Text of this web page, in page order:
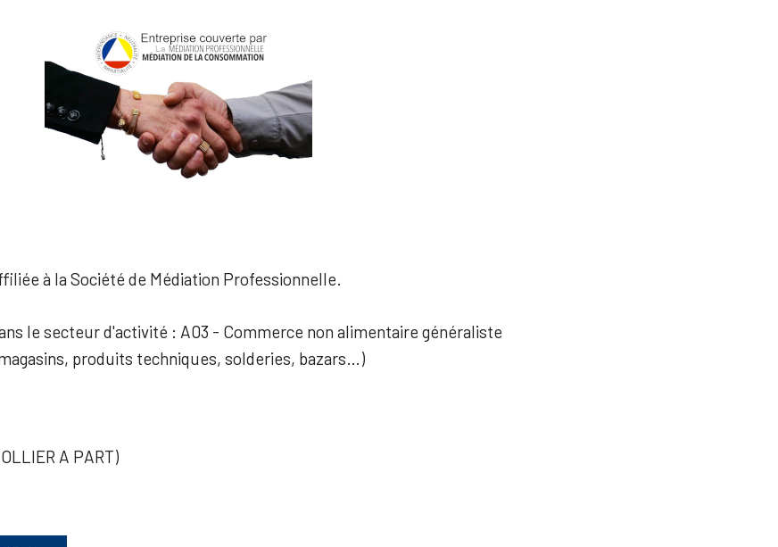
à la Société de Médiation Professionnelle.
le secteur d'activité : A03 - Commerce non alimentaire généraliste
produits techniques, solderies, bazars…)
A PART)